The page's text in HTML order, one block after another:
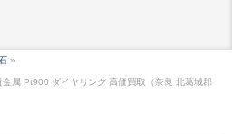
»
金属 Pt900 ダイヤリング 高価買取（奈良 北葛城郡